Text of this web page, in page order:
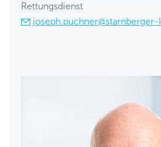
Rettungsdienst